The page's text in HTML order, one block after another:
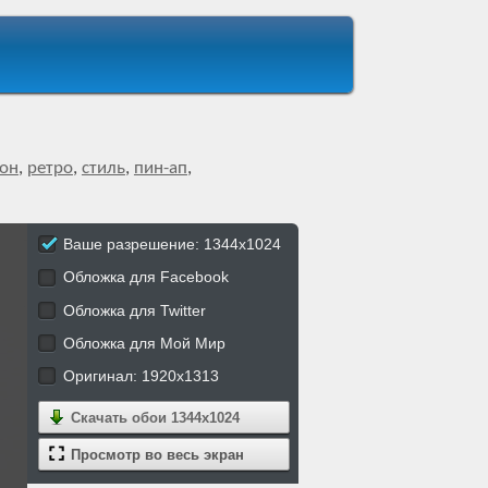
, ретро, стиль, пин-ап,
Ваше разрешение: 1344x1024
Обложка для Facebook
Обложка для Twitter
Обложка для Мой Мир
Оригинал: 1920x1313
Скачать обои 1344x1024
Просмотр во весь экран